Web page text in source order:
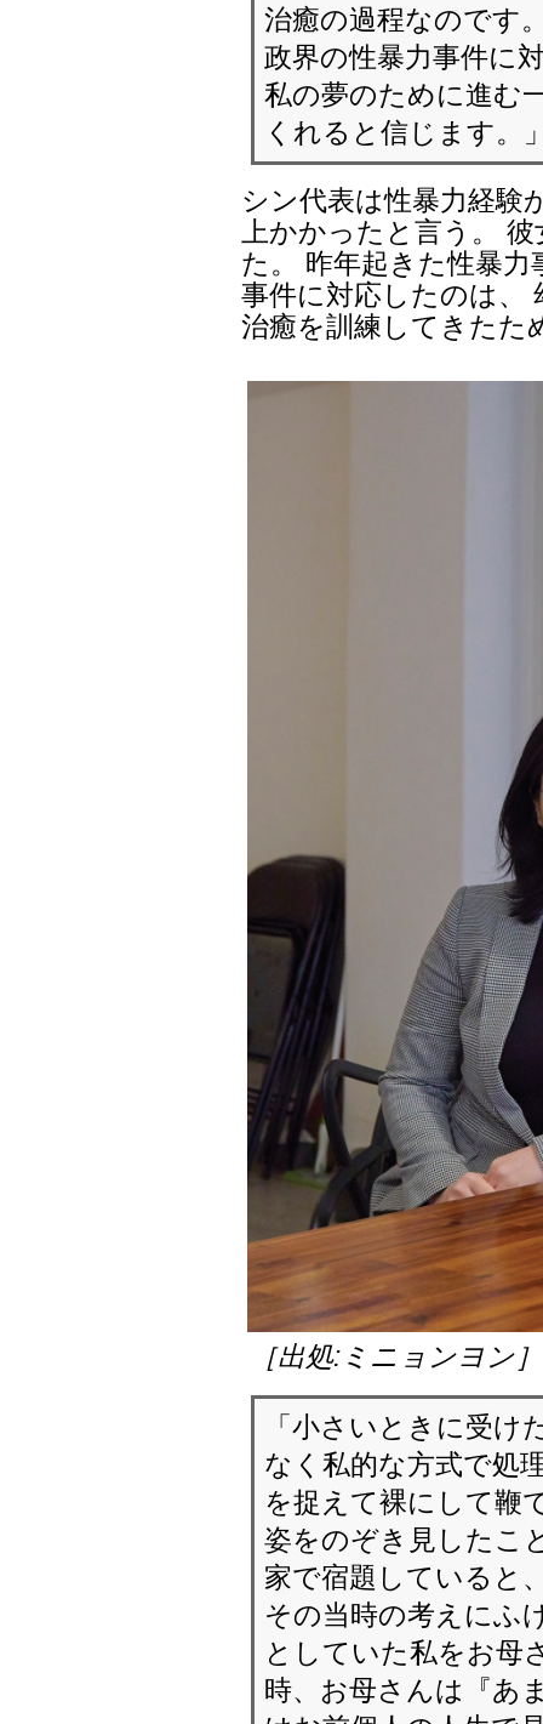
治癒の過程なのです
政界の性暴力事件に
私の夢のために進む
くれると信じます。
シン代表は性暴力経験
上かかったと言う。
た。 昨年起きた性暴
事件に対応したのは、
治癒を訓練してきたた
［出処:ミニョンヨン］
「小さいときに受け
なく私的な方式で処
を捉えて裸にして鞭
姿をのぞき見したこ
家で宿題していると
その当時の考えにふ
としていた私をお母
時、お母さんは『あ